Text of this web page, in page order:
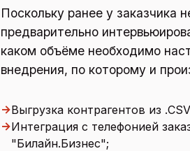
Поскольку ранее у заказчика
предварительно
каком объёме необходимо
внедрения, по которому и
→Выгрузка контрагентов из
→Интеграция с телефонией
"Билайн.Бизнес";